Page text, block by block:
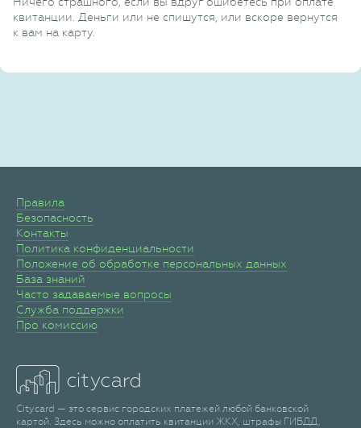
квитанции. Деньги или не спишутся, или вскоре вернутся
к вам на карту.
Правила
Безопасность
Контакты
Политика конфиденциальности
Положение об обработке персональных данных
База знаний
Часто задаваемые вопросы
Служба поддержки
Про комиссию
Citycard — это сервис городских платежей любой банковской
картой. Здесь можно оплатить квитанции ЖКХ, штрафы ГИБДД,